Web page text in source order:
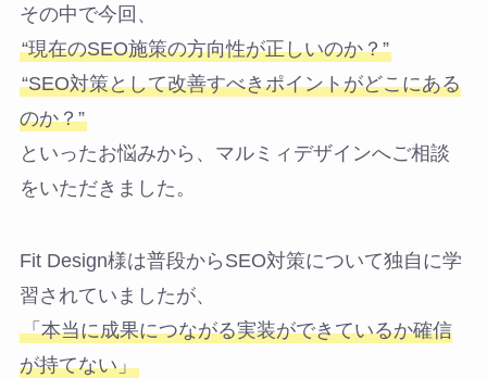
その中で今回、
“現在のSEO施策の方向性が正しいのか？”
“SEO対策として改善すべきポイントがどこにある
のか？”
といったお悩みから、マルミィデザインへご相談
をいただきました。
Fit Design様は普段からSEO対策について独自に学
習されていましたが、
「本当に成果につながる実装ができているか確信
が持てない」